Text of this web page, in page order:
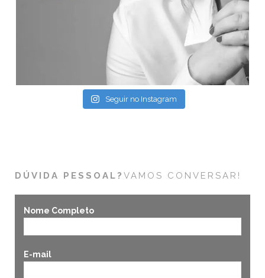
Seguir no Instagram
DÚVIDA PESSOAL? VAMOS CONVERSAR!
Nome Completo
E-mail